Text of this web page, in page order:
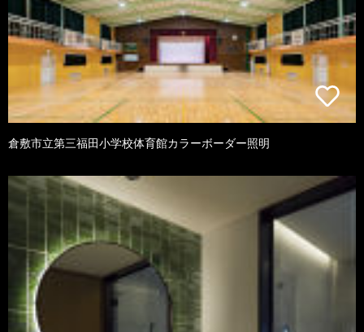
倉敷市立第三福田小学校体育館カラーボーダー照明